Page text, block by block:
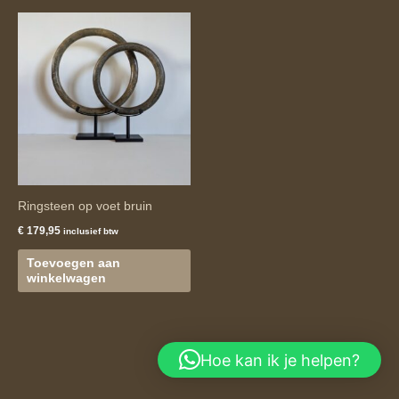
Ringsteen op voet bruin
€ 179,95 inclusief btw
Toevoegen aan
winkelwagen
Hoe kan ik je helpen?